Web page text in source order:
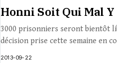
Honni Soit Qui Mal Y
3000 prisonniers seront bientôt
décision prise cette semaine en
2013-09-22